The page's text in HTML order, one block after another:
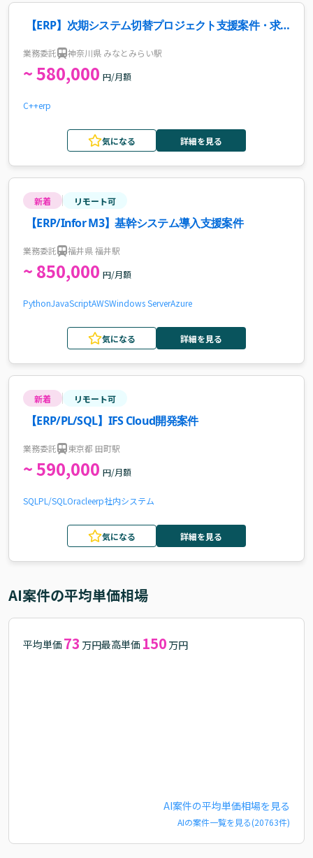
【ERP】次期システム切替プロジェクト支援案件・求
業務委託 神奈川県 みなとみらい駅
~ 580,000 円/月額
C++erp
気になる 詳細を見る
新着 リモート可
【ERP/Infor M3】基幹システム導入支援案件
業務委託 福井県 福井駅
~ 850,000 円/月額
PythonJavaScriptAWSWindows ServerAzure
気になる 詳細を見る
新着 リモート可
【ERP/PL/SQL】IFS Cloud開発案件
業務委託 東京都 田町駅
~ 590,000 円/月額
SQL PL/SQL Oracleerp社内システム
気になる 詳細を見る
AI案件の平均単価相場
平均単価 73 万円最高単価 150 万円
AI案件の平均単価相場を見る
AIの案件一覧を見る(20763件)